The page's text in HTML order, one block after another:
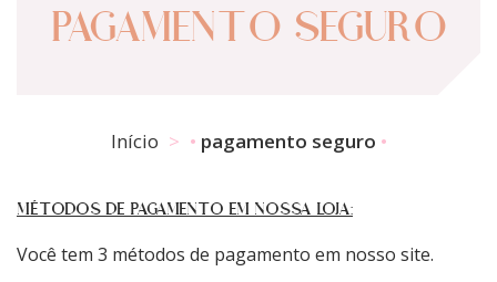
PAGAMENTO SEGURO
Início pagamento seguro
MÉTODOS DE PAGAMENTO EM NOSSA LOJA:
Você tem 3 métodos de pagamento em nosso site.